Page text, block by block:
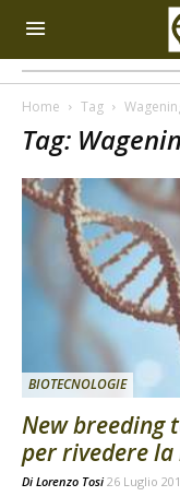
Home Tag
Tag:
BIOTECNOLOGIE
New breeding
per rivedere
Di Lorenzo Tosi 26 Luglio